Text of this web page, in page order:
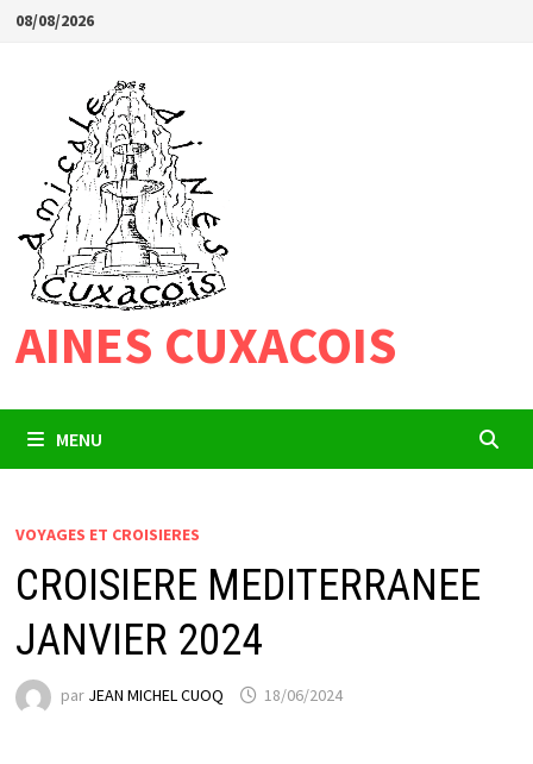
Passer
08/08/2026
AINES CUXACOIS
MENU
VOYAGES ET CROISIERES
CROISIERE MEDITERRANEE
JANVIER 2024
par JEAN MICHEL CUOQ 18/06/2024